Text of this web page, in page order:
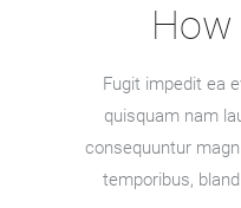
Fugit impedit ea
quisquam nam
consequuntur
temporibus,